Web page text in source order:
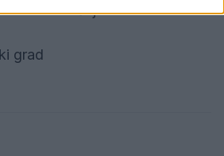
do današnjih dni.
grad